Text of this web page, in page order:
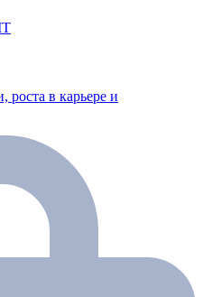
роста в карьере и